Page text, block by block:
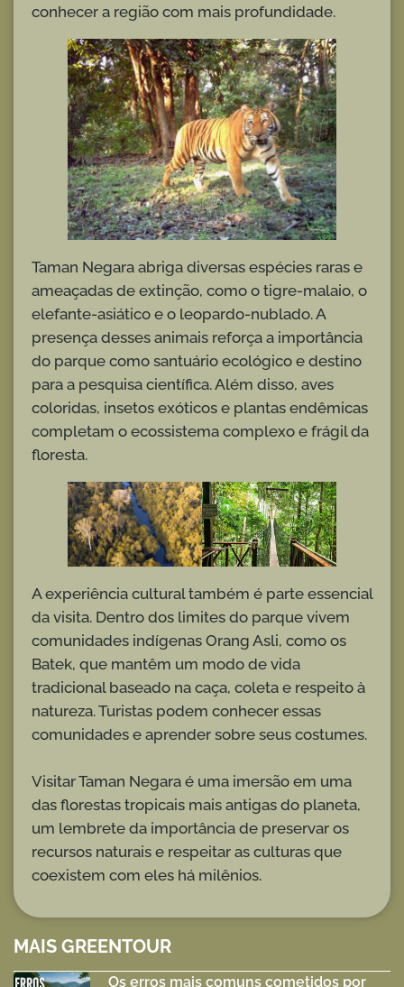
MAIS GREENTOUR
Os erros mais comuns cometidos por
conhecer a região com mais profundidade.
Taman Negara abriga diversas espécies raras e
ameaçadas de extinção, como o tigre-malaio, o
elefante-asiático e o leopardo-nublado. A
presença desses animais reforça a importância
do parque como santuário ecológico e destino
para a pesquisa científica. Além disso, aves
coloridas, insetos exóticos e plantas endêmicas
completam o ecossistema complexo e frágil da
floresta.
A experiência cultural também é parte essencial
da visita. Dentro dos limites do parque vivem
comunidades indígenas Orang Asli, como os
Batek, que mantêm um modo de vida
tradicional baseado na caça, coleta e respeito à
natureza. Turistas podem conhecer essas
comunidades e aprender sobre seus costumes.
Visitar Taman Negara é uma imersão em uma
das florestas tropicais mais antigas do planeta,
um lembrete da importância de preservar os
recursos naturais e respeitar as culturas que
coexistem com eles há milênios.